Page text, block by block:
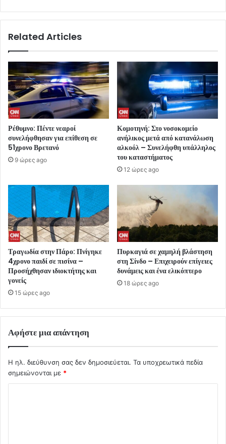
Related Articles
Ρέθυμνο: Πέντε νεαροί
συνελήφθησαν για επίθεση σε
51χρονο Βρετανό
9 ώρες ago
Κομοτηνή: Στο νοσοκομείο
ανήλικος μετά από κατανάλωση
αλκοόλ – Συνελήφθη υπάλληλος
του καταστήματος
12 ώρες ago
Τραγωδία στην Πάρο: Πνίγηκε
4χρονο παιδί σε πισίνα –
Προσήχθησαν ιδιοκτήτης και
γονείς
15 ώρες ago
Πυρκαγιά σε χαμηλή βλάστηση
στη Σίνδο – Επιχειρούν επίγειες
δυνάμεις και ένα ελικόπτερο
18 ώρες ago
Αφήστε μια απάντηση
Η ηλ. διεύθυνση σας δεν δημοσιεύεται. Τα υποχρεωτικά πεδία
σημειώνονται με *